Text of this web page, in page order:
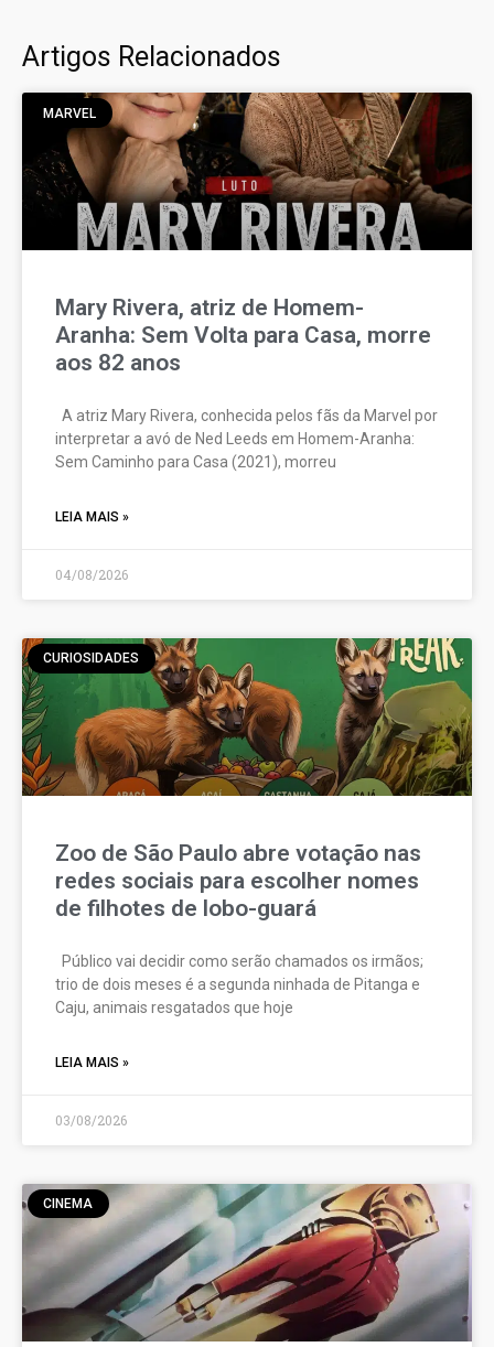
Artigos Relacionados
MARVEL
Mary Rivera, atriz de Homem-
Aranha: Sem Volta para Casa, morre
aos 82 anos
A atriz Mary Rivera, conhecida pelos fãs da Marvel por
interpretar a avó de Ned Leeds em Homem-Aranha:
Sem Caminho para Casa (2021), morreu
LEIA MAIS »
04/08/2026
CURIOSIDADES
Zoo de São Paulo abre votação nas
redes sociais para escolher nomes
de filhotes de lobo-guará
Público vai decidir como serão chamados os irmãos;
trio de dois meses é a segunda ninhada de Pitanga e
Caju, animais resgatados que hoje
LEIA MAIS »
03/08/2026
CINEMA